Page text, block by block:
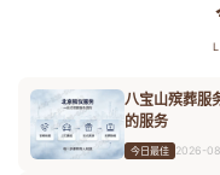
八宝山殡葬服
的服务
今日最佳 2026-